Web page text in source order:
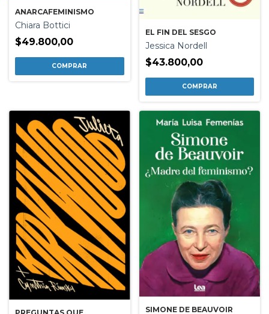
ANARCAFEMINISMO
Chiara Bottici
$49.800,00
EL FIN DEL SESGO
Jessica Nordell
$43.800,00
SIMONE DE BEAUVOIR